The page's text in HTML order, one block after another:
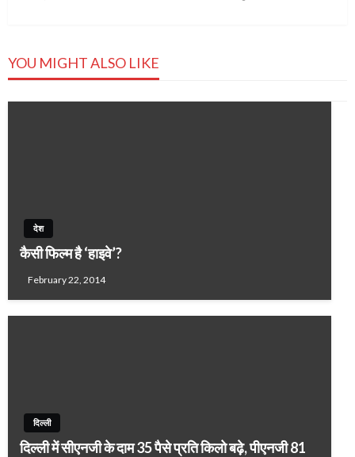
YOU MIGHT ALSO LIKE
देश
कैसी फिल्‍म है ‘हाइवे’?
February 22, 2014
दिल्ली
दिल्ली में सीएनजी के दाम 35 पैसे प्रति किलो बढ़े, पीएनजी 81